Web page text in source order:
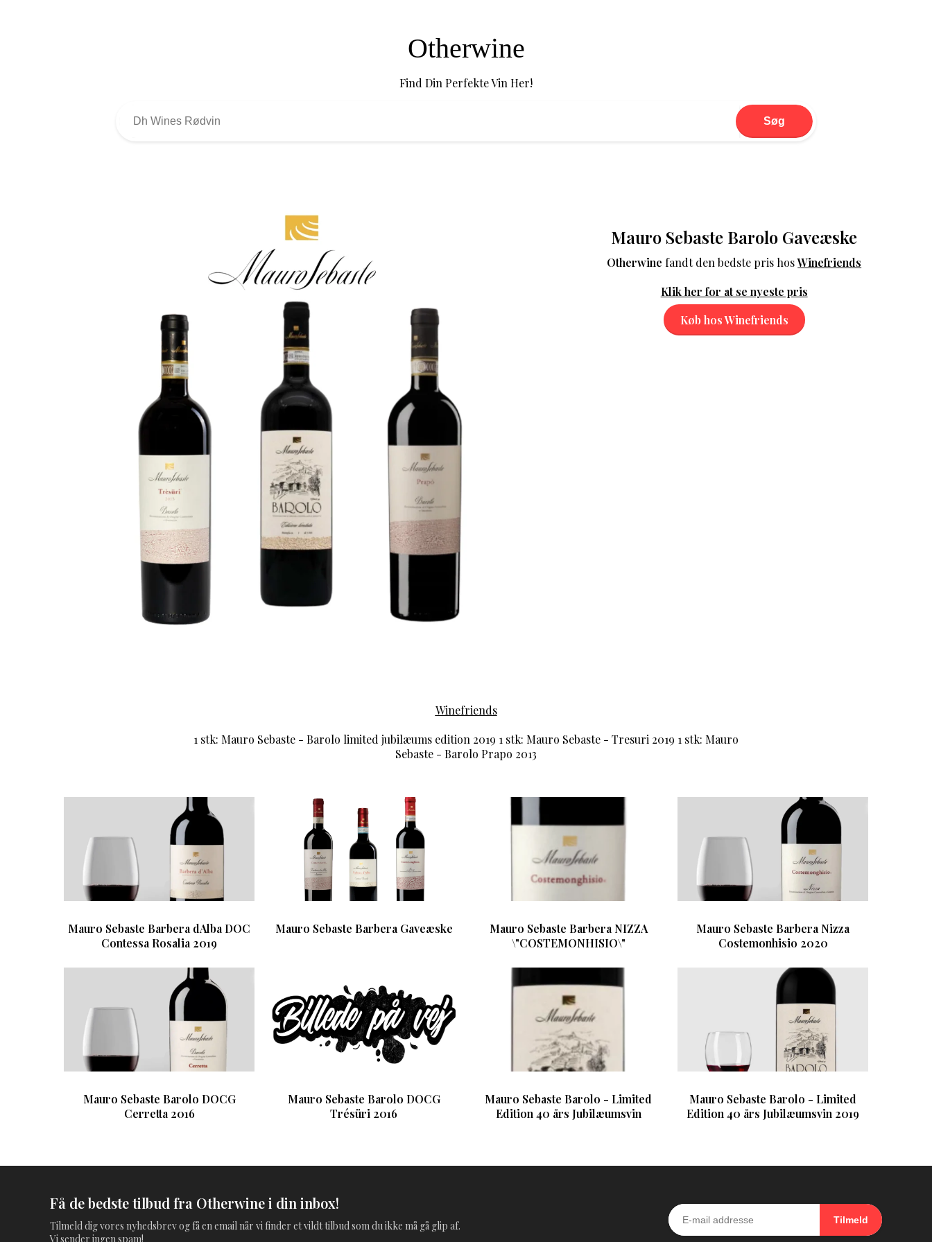
Otherwine
Find Din Perfekte Vin Her!
Søg
Mauro Sebaste Barolo Gaveæske
Otherwine fandt den bedste pris hosWinefriends
Klik her for at se nyeste pris
Køb hos Winefriends
Winefriends
1 stk: Mauro Sebaste - Barolo limited jubilæums edition 2019 1 stk: Mauro Sebaste - Tresuri 2019 1 stk: Mauro
Sebaste - Barolo Prapo 2013
Mauro Sebaste Barbera dAlba DOC
Contessa Rosalia 2019
Mauro Sebaste Barbera Gaveæske
Mauro Sebaste Barbera NIZZA
\"COSTEMONHISIO\"
Mauro Sebaste Barbera Nizza
Costemonhisio 2020
Mauro Sebaste Barolo DOCG
Cerretta 2016
Mauro Sebaste Barolo DOCG
Trésüri 2016
Mauro Sebaste Barolo - Limited
Edition 40 års Jubilæumsvin
Mauro Sebaste Barolo - Limited
Edition 40 års Jubilæumsvin 2019
Få de bedste tilbud fra Otherwine i din inbox!
Tilmeld dig vores nyhedsbrev og få en email når vi finder et vildt tilbud som du ikke må gå glip af.
Vi sender ingen spam!
Tilmeld